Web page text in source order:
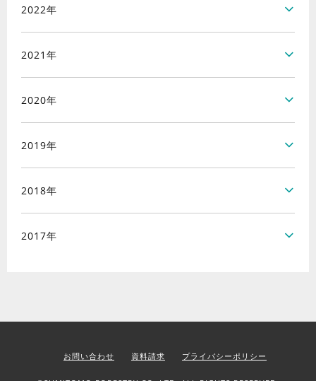
2022年
2021年
2020年
2019年
2018年
2017年
お問い合わせ 資料請求 プライバシーポリシー